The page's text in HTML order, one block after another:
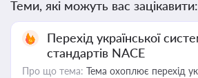
Теми, які можуть вас зацікавити:
Перехід української
стандартів NACE
Про що тема: Тема охоплює перехід